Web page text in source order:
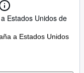
Estados Unidos de
a Estados Unidos